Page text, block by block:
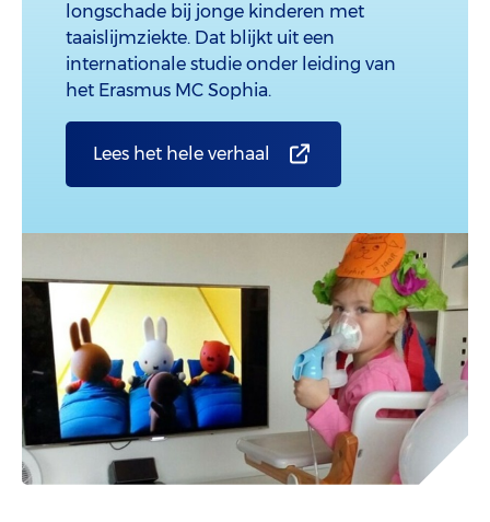
longschade bij jonge kinderen met
taaislijmziekte. Dat blijkt uit een
internationale studie onder leiding van
het Erasmus MC Sophia.
Lees het hele verhaal